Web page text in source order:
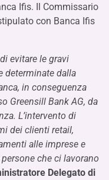
Ifis. Il Commissario
con Banca Ifis
evitare le gravi
determinate dalla
in conseguenza
Greensill Bank AG, da
L’intervento di
dei clienti retail,
alle imprese e
che ci lavorano
Delegato di